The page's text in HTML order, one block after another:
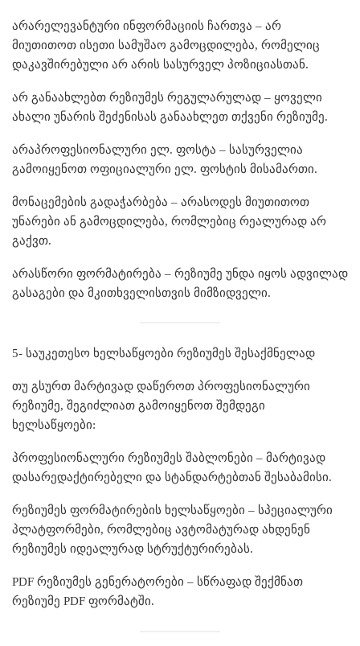
არარელევანტური ინფორმაციის ჩართვა – არ
მიუთითოთ ისეთი სამუშაო გამოცდილება, რომელიც
დაკავშირებული არ არის სასურველ პოზიციასთან.
არ განაახლებთ რეზიუმეს რეგულარულად – ყოველი
ახალი უნარის შეძენისას განაახლეთ თქვენი რეზიუმე.
არაპროფესიონალური ელ. ფოსტა – სასურველია
გამოიყენოთ ოფიციალური ელ. ფოსტის მისამართი.
მონაცემების გადაჭარბება – არასოდეს მიუთითოთ
უნარები ან გამოცდილება, რომლებიც რეალურად არ
გაქვთ.
არასწორი ფორმატირება – რეზიუმე უნდა იყოს ადვილად
გასაგები და მკითხველისთვის მიმზიდველი.
5- საუკეთესო ხელსაწყოები რეზიუმეს შესაქმნელად
თუ გსურთ მარტივად დაწეროთ პროფესიონალური
რეზიუმე, შეგიძლიათ გამოიყენოთ შემდეგი
ხელსაწყოები:
პროფესიონალური რეზიუმეს შაბლონები – მარტივად
დასარედაქტირებელი და სტანდარტებთან შესაბამისი.
რეზიუმეს ფორმატირების ხელსაწყოები – სპეციალური
პლატფორმები, რომლებიც ავტომატურად ახდენენ
რეზიუმეს იდეალურად სტრუქტურირებას.
PDF რეზიუმეს გენერატორები – სწრაფად შექმნათ
რეზიუმე PDF ფორმატში.